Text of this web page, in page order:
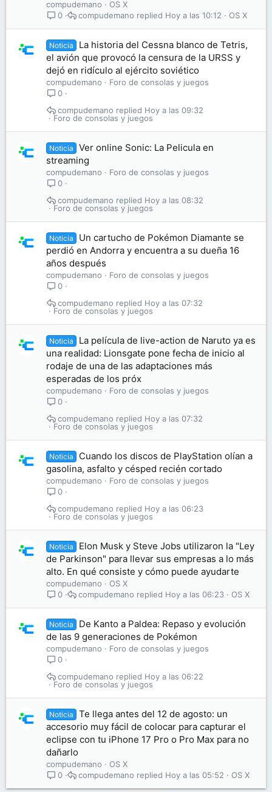
compudemano
OS X
0
OS X
Hoy a las 10:12
compudemano
Noticia
La historia del Cessna blanco de Tetris,
el avión que provocó la censura de la URSS y
dejó en ridículo al ejército soviético
compudemano
Foro de consolas y juegos
0
Foro de consolas y juegos
Hoy a las 09:32
compudemano
Noticia
Ver online Sonic: La Pelicula en
streaming
compudemano
Foro de consolas y juegos
0
Foro de consolas y juegos
Hoy a las 08:32
compudemano
Noticia
Un cartucho de Pokémon Diamante se
perdió en Andorra y encuentra a su dueña 16
años después
compudemano
Foro de consolas y juegos
0
Foro de consolas y juegos
Hoy a las 07:32
compudemano
Noticia
La película de live-action de Naruto ya es
una realidad: Lionsgate pone fecha de inicio al
rodaje de una de las adaptaciones más
esperadas de los próx
compudemano
Foro de consolas y juegos
0
Foro de consolas y juegos
Hoy a las 07:32
compudemano
Noticia
Cuando los discos de PlayStation olían a
gasolina, asfalto y césped recién cortado
compudemano
Foro de consolas y juegos
0
Foro de consolas y juegos
Hoy a las 06:23
compudemano
Noticia
Elon Musk y Steve Jobs utilizaron la "Ley
de Parkinson" para llevar sus empresas a lo más
alto. En qué consiste y cómo puede ayudarte
compudemano
OS X
0
OS X
Hoy a las 06:23
compudemano
Noticia
De Kanto a Paldea: Repaso y evolución
de las 9 generaciones de Pokémon
compudemano
Foro de consolas y juegos
0
Foro de consolas y juegos
Hoy a las 06:22
compudemano
Noticia
Te llega antes del 12 de agosto: un
accesorio muy fácil de colocar para capturar el
eclipse con tu iPhone 17 Pro o Pro Max para no
dañarlo
compudemano
OS X
0
OS X
Hoy a las 05:52
compudemano